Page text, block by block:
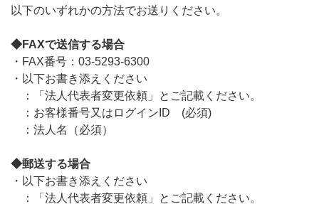
以下のいずれかの方法でお送りください。
◆FAXで送信する場合
・FAX番号：03-5293-6300
・以下お書き添えください
：「法人代表者変更依頼」とご記載ください。
：お客様番号又はログインID (必須)
：法人名（必須）
◆郵送する場合
・以下お書き添えください
：「法人代表者変更依頼」とご記載ください。